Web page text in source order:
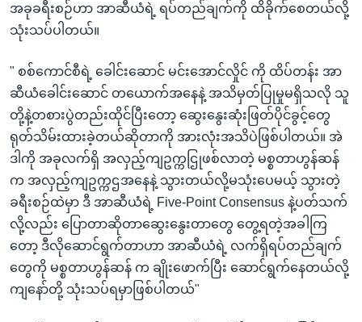
အခုခရီးစဉ်ဟာ အာဆီယံရဲ့ ရပ်တည်ချက်ကို ထိခိုက်စေတယ်လို့
သုံးသပ်ပါတယ်။
" စစ်ကောင်စီရဲ့ ခေါင်းဆောင် မင်းအောင်လှိုင် ကို ထိပ်တန်း အာ
ဆီယံခေါင်းဆောင် တယောက်အနေနဲ့ အသိမှတ်ပြုမှုမရှိသလို သူ
တို့နဲ့တစားပွဲတည်းထိုင်ပြီးတော့ ဆွေးနွေးဆုံးဖြတ်ပိုင်ခွင့်တွေ
ရုတ်သိမ်းထားခဲ့တယ်ဆိုတာကို အားလုံးအသိပဲဖြစ်ပါတယ်။ အဲ
ဒါကို အခုလက်ရှိ အလှည့်ကျဥက္ကဌြုဖစ်လာတဲ့ မစ္စတာဟွန်ဆန်
က အလှည့်ကျဥက္ကဌအနေနဲ့ သွားတယ်လို့မသုံးပေမယ့် သွားတဲ့
ခရီးစဉ်ထဲမှာ ဒီ အာဆီယံရဲ့ Five-Point Consensus နဲ့ပတ်သက်
လို့လည်း ပြောတာဆိုတာဆွေးနွေးတာတွေ တွေ့ရတဲ့အခါကြ
တော့ ဒီလိုဆောင်ရွက်တာဟာ အာဆီယံရဲ့ လက်ရှိရပ်တည်ချက်
တွေကို မစ္စတာဟွန်ဆန် က ချိုးဖောက်ပြီး ဆောင်ရွက်နေတယ်လို့
ကျနော်တို့ သုံးသပ်ရမှာဖြစ်ပါတယ်"